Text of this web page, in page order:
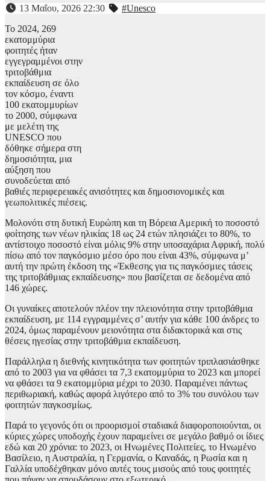
13 Μαΐου, 2026 22:30
#Unesco
Το 2024, 269
εκατομμύρια
φοιτητές ήταν
εγγεγραμμένοι στην
τριτοβάθμια
εκπαίδευση σε όλο
τον κόσμο, έναντι
100 εκατομμυρίων
το 2000, σύμφωνα
με μελέτη της
UNESCO που
δόθηκε σήμερα στη
δημοσιότητα, μια
αύξηση που
συνοδεύεται από
βαθιές περιφερειακές ανισότητες και δημοσιονομικές και
γεωπολιτικές πιέσεις.
Μολονότι στη δυτική Ευρώπη και τη Βόρεια Αμερική το ποσοστό
φοίτησης των νέων ηλικίας 18 ως 24 ετών πλησιάζει το 80%, το
αντίστοιχο ποσοστό είναι μόλις 9% στην υποσαχάρια Αφρική, πολύ
πίσω από τον παγκόσμιο μέσο όρο που είναι 43%, σύμφωνα μ’
αυτή την πρώτη έκδοση της «Έκθεσης για τις παγκόσμιες τάσεις
της τριτοβάθμιας εκπαίδευσης» που βασίζεται σε δεδομένα από
146 χώρες.
Οι γυναίκες αποτελούν πλέον την πλειονότητα στην τριτοβάθμια
εκπαίδευση, με 114 εγγραμμένες σ’ αυτήν για κάθε 100 άνδρες το
2024, όμως παραμένουν μειονότητα στα διδακτορικά και στις
θέσεις ηγεσίας στην τριτοβάθμια εκπαίδευση.
Παράλληλα η διεθνής κινητικότητα των φοιτητών τριπλασιάσθηκε
από το 2003 για να φθάσει τα 7,3 εκατομμύρια το 2023 και μπορεί
να φθάσει τα 9 εκατομμύρια μέχρι το 2030. Παραμένει πάντως
περιθωριακή, καθώς αφορά λιγότερο από το 3% του συνόλου των
φοιτητών παγκοσμίως.
Παρά το γεγονός ότι οι προορισμοί σταδιακά διαφοροποιούνται, οι
κύριες χώρες υποδοχής έχουν παραμείνει σε μεγάλο βαθμό οι ίδιες
εδώ και 20 χρόνια: το 2023, οι Ηνωμένες Πολιτείες, το Ηνωμένο
Βασίλειο, η Αυστραλία, η Γερμανία, ο Καναδάς, η Ρωσία και η
Γαλλία υποδέχθηκαν μόνο αυτές τους μισούς από τους φοιτητές